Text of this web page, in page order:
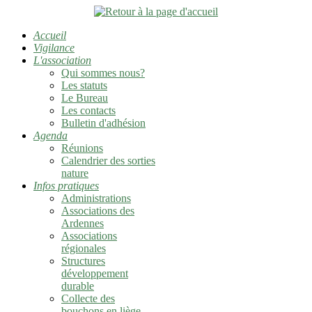
Accueil
Vigilance
L'association
Qui sommes nous?
Les statuts
Le Bureau
Les contacts
Bulletin d'adhésion
Agenda
Réunions
Calendrier des sorties
nature
Infos pratiques
Administrations
Associations des
Ardennes
Associations
régionales
Structures
développement
durable
Collecte des